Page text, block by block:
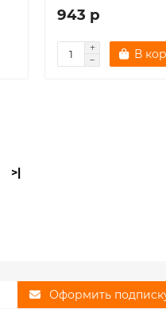
943 р
В
>|
Оформить